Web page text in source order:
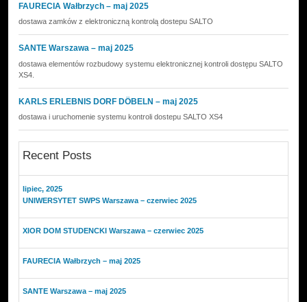
FAURECIA Wałbrzych – maj 2025
dostawa zamków z elektroniczną kontrolą dostepu SALTO
SANTE Warszawa – maj 2025
dostawa elementów rozbudowy systemu elektronicznej kontroli dostępu SALTO
XS4.
KARLS ERLEBNIS DORF DÖBELN – maj 2025
dostawa i uruchomenie systemu kontroli dostepu SALTO XS4
Recent Posts
lipiec, 2025
UNIWERSYTET SWPS Warszawa – czerwiec 2025
XIOR DOM STUDENCKI Warszawa – czerwiec 2025
FAURECIA Wałbrzych – maj 2025
SANTE Warszawa – maj 2025